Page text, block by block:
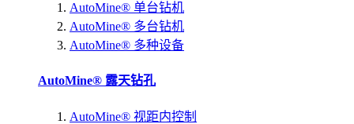
AutoMine® 单台钻机
AutoMine® 多台钻机
AutoMine® 多种设备
AutoMine® 露天钻孔
AutoMine® 视距内控制